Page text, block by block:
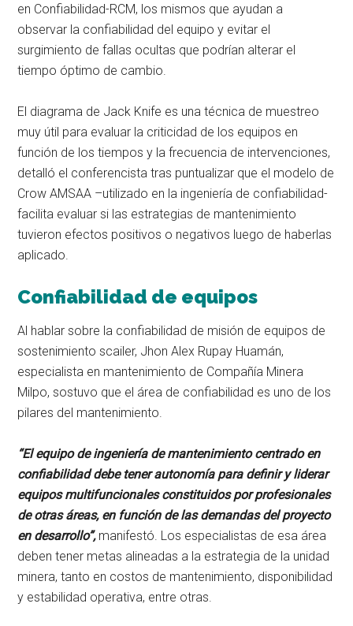
en Confiabilidad-RCM, los mismos que ayudan a
observar la confiabilidad del equipo y evitar el
surgimiento de fallas ocultas que podrían alterar el
tiempo óptimo de cambio.
El diagrama de Jack Knife es una técnica de muestreo
muy útil para evaluar la criticidad de los equipos en
función de los tiempos y la frecuencia de intervenciones,
detalló el conferencista tras puntualizar que el modelo de
Crow AMSAA –utilizado en la ingeniería de confiabilidad-
facilita evaluar si las estrategias de mantenimiento
tuvieron efectos positivos o negativos luego de haberlas
aplicado.
Confiabilidad de equipos
Al hablar sobre la confiabilidad de misión de equipos de
sostenimiento scailer, Jhon Alex Rupay Huamán,
especialista en mantenimiento de Compañía Minera
Milpo, sostuvo que el área de confiabilidad es uno de los
pilares del mantenimiento.
“El equipo de ingeniería de mantenimiento centrado en
confiabilidad debe tener autonomía para definir y liderar
equipos multifuncionales constituidos por profesionales
de otras áreas, en función de las demandas del proyecto
en desarrollo”,manifestó. Los especialistas de esa área
deben tener metas alineadas a la estrategia de la unidad
minera, tanto en costos de mantenimiento, disponibilidad
y estabilidad operativa, entre otras.